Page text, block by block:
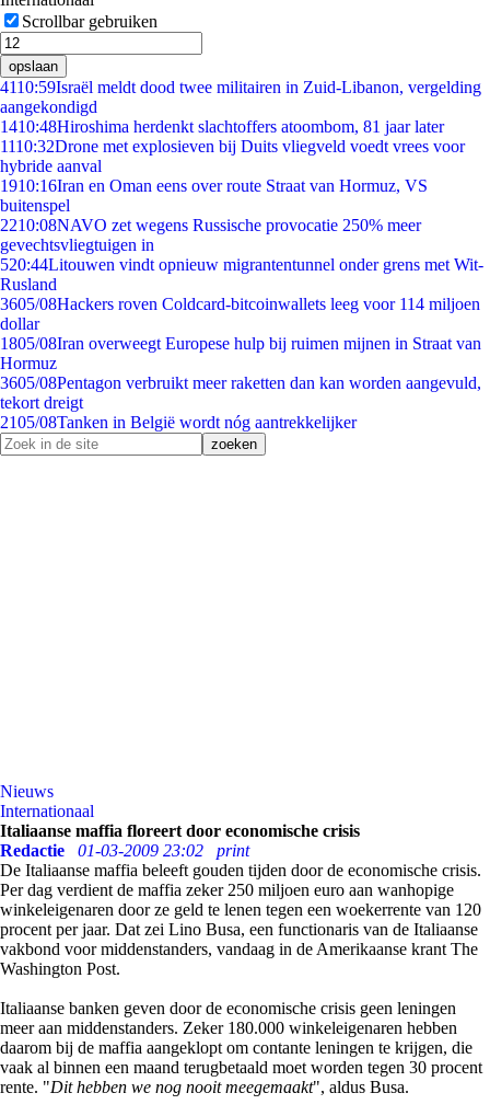
Scrollbar gebruiken
opslaan
4110:59Israël meldt dood twee militairen in Zuid-Libanon, vergelding
aangekondigd
1410:48Hiroshima herdenkt slachtoffers atoombom, 81 jaar later
1110:32Drone met explosieven bij Duits vliegveld voedt vrees voor
hybride aanval
1910:16Iran en Oman eens over route Straat van Hormuz, VS
buitenspel
2210:08NAVO zet wegens Russische provocatie 250% meer
gevechtsvliegtuigen in
520:44Litouwen vindt opnieuw migrantentunnel onder grens met Wit-
Rusland
3605/08Hackers roven Coldcard-bitcoinwallets leeg voor 114 miljoen
dollar
1805/08Iran overweegt Europese hulp bij ruimen mijnen in Straat van
Hormuz
3605/08Pentagon verbruikt meer raketten dan kan worden aangevuld,
tekort dreigt
2105/08Tanken in België wordt nóg aantrekkelijker
Nieuws
Internationaal
Italiaanse maffia floreert door economische crisis
Redactie
01-03-2009 23:02
print
De Italiaanse maffia beleeft gouden tijden door de economische crisis.
Per dag verdient de maffia zeker 250 miljoen euro aan wanhopige
winkeleigenaren door ze geld te lenen tegen een woekerrente van 120
procent per jaar. Dat zei Lino Busa, een functionaris van de Italiaanse
vakbond voor middenstanders, vandaag in de Amerikaanse krant The
Washington Post.
Italiaanse banken geven door de economische crisis geen leningen
meer aan middenstanders. Zeker 180.000 winkeleigenaren hebben
daarom bij de maffia aangeklopt om contante leningen te krijgen, die
vaak al binnen een maand terugbetaald moet worden tegen 30 procent
rente. "Dit hebben we nog nooit meegemaakt", aldus Busa.